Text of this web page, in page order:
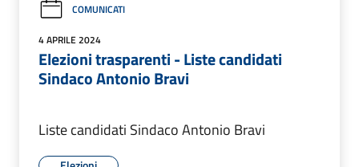
COMUNICATI
4 APRILE 2024
Elezioni trasparenti - Liste candidati
Sindaco Antonio Bravi
Liste candidati Sindaco Antonio Bravi